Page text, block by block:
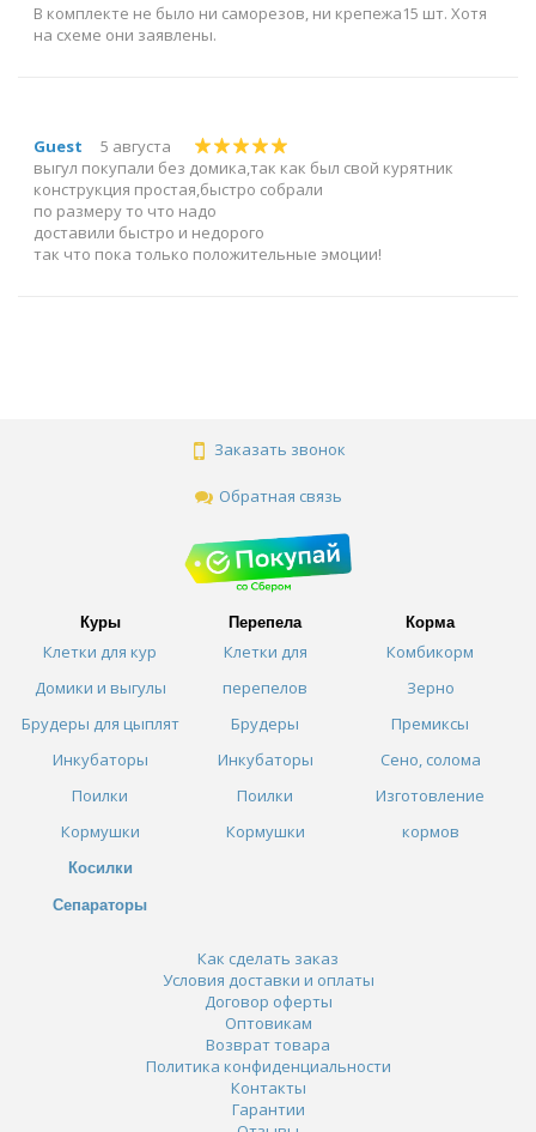
В комплекте не было ни саморезов, ни крепежа15 шт. Хотя
на схеме они заявлены.
Guest
5 августа
выгул покупали без домика,так как был свой курятник
конструкция простая,быстро собрали
по размеру то что надо
доставили быстро и недорого
так что пока только положительные эмоции!
Заказать звонок
Обратная связь
Куры
Клетки для кур
Домики и выгулы
Брудеры для цыплят
Инкубаторы
Поилки
Кормушки
Косилки
Сепараторы
Перепела
Клетки для
перепелов
Брудеры
Инкубаторы
Поилки
Кормушки
Корма
Комбикорм
Зерно
Премиксы
Сено, солома
Изготовление
кормов
Как сделать заказ
Условия доставки и оплаты
Договор оферты
Оптовикам
Возврат товара
Политика конфиденциальности
Контакты
Гарантии